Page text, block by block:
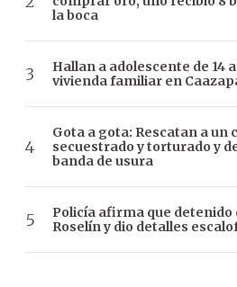
la boca
Hallan a adolescente de 14
vivienda familiar en
Gota a gota: Rescatan a un
secuestrado y torturado y
banda de usura
Policía afirma que detenido
Roselín y dio detalles